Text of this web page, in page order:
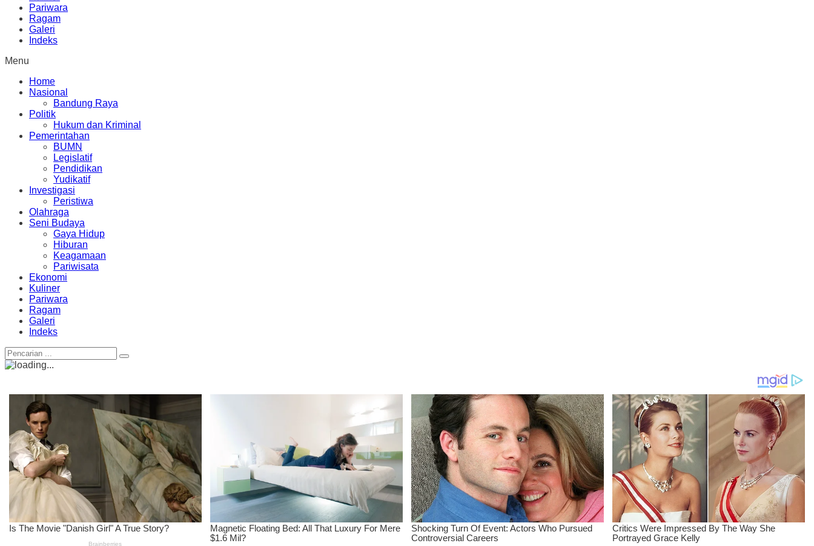
Pariwara
Ragam
Galeri
Indeks
Menu
Home
Nasional
Bandung Raya
Politik
Hukum dan Kriminal
Pemerintahan
BUMN
Legislatif
Pendidikan
Yudikatif
Investigasi
Peristiwa
Olahraga
Seni Budaya
Gaya Hidup
Hiburan
Keagamaan
Pariwisata
Ekonomi
Kuliner
Pariwara
Ragam
Galeri
Indeks